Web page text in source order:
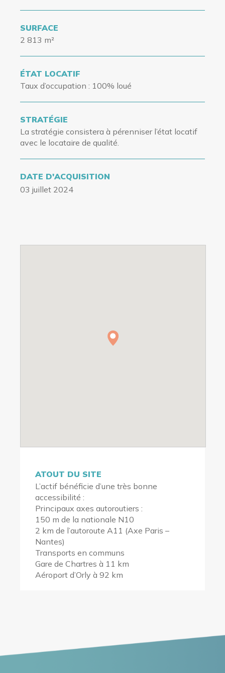
SURFACE
2 813 m²
ÉTAT LOCATIF
Taux d’occupation: 100% loué
STRATÉGIE
La stratégie consistera à pérenniser l’état locatif
avec le locataire de qualité.
DATE D'ACQUISITION
03 juillet 2024
ATOUT DU SITE
L’actif bénéficie d’une très bonne
accessibilité :
Principaux axes autoroutiers :
150 m de la nationale N10
2 km de l’autoroute A11 (Axe Paris –
Nantes)
Transports en communs
Gare de Chartres à 11 km
Aéroport d’Orly à 92 km